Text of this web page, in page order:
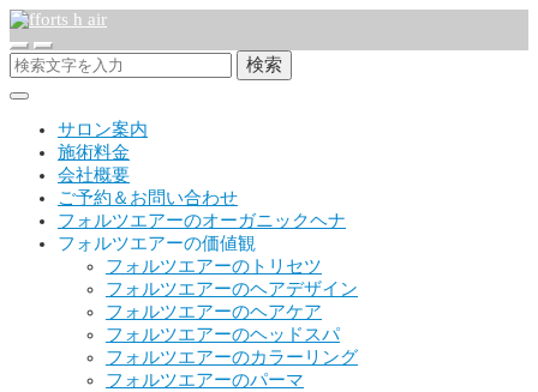
検索
サロン案内
施術料金
会社概要
ご予約＆お問い合わせ
フォルツエアーのオーガニックヘナ
フォルツエアーの価値観
フォルツエアーのトリセツ
フォルツエアーのヘアデザイン
フォルツエアーのヘアケア
フォルツエアーのヘッドスパ
フォルツエアーのカラーリング
フォルツエアーのパーマ